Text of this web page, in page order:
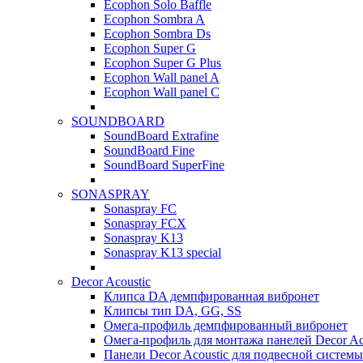
Ecophon Solo Baffle
Ecophon Sombra A
Ecophon Sombra Ds
Ecophon Super G
Ecophon Super G Plus
Ecophon Wall panel A
Ecophon Wall panel C
SOUNDBOARD
SoundBoard Extrafine
SoundBoard Fine
SoundBoard SuperFine
SONASPRAY
Sonaspray FC
Sonaspray FCX
Sonaspray K13
Sonaspray K13 special
Decor Acoustic
Клипса DA демпфированная вибронет
Клипсы тип DA, GG, SS
Омега-профиль демпфированный вибронет
Омега-профиль для монтажа панелей Decor
Панели Decor Acoustic для подвесной системы